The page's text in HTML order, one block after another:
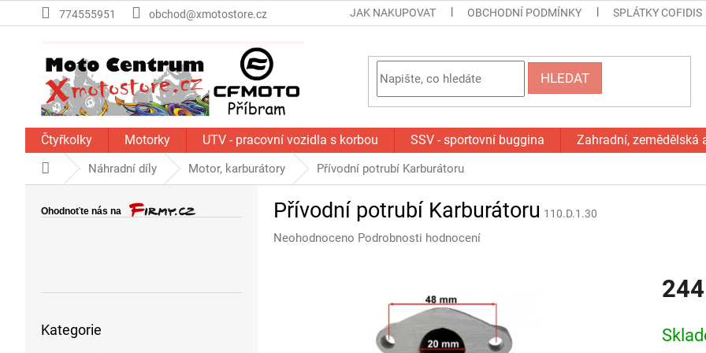
na
774555951 obchod@xmotostore.cz JAK NAKUPOVAT OBCHODNÍ PODMÍNKY SPLÁTKY COFIDIS
HLEDAT
Čtyřkolky Motorky UTV - pracovní vozidla s korbou SSV - sportovní buggina Zahradní, zemědělská
Domů Náhradní díly Motor, karburátory Přívodní potrubí Karburátoru
kategorie
Kategorie
Přívodní potrubí Karburátoru 110.D.1.30
Průměrné
Neohodnoceno Podrobnosti hodnocení
cena: